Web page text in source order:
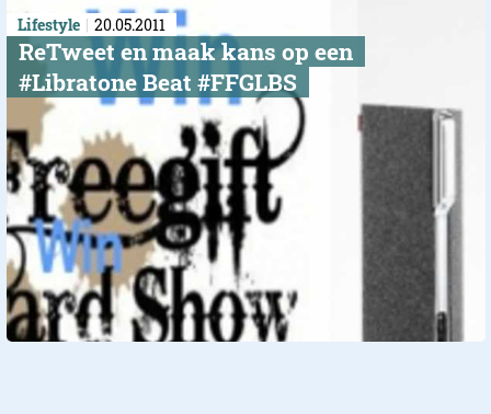
Lifestyle 20.05.2011
ReTweet en maak kans op een
#Libratone Beat #FFGLBS